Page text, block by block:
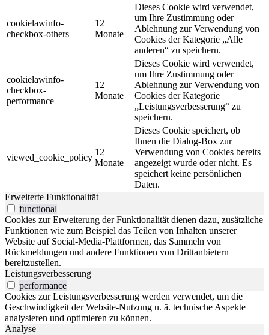
cookielawinfo-
checkbox-others
12
Monate
Dieses Cookie wird verwendet,
um Ihre Zustimmung oder
Ablehnung zur Verwendung von
Cookies der Kategorie „Alle
anderen“ zu speichern.
cookielawinfo-
checkbox-
performance
12
Monate
Dieses Cookie wird verwendet,
um Ihre Zustimmung oder
Ablehnung zur Verwendung von
Cookies der Kategorie
„Leistungsverbesserung“ zu
speichern.
viewed_cookie_policy
12
Monate
Dieses Cookie speichert, ob
Ihnen die Dialog-Box zur
Verwendung von Cookies bereits
angezeigt wurde oder nicht. Es
speichert keine persönlichen
Daten.
Erweiterte Funktionalität
functional
Cookies zur Erweiterung der Funktionalität dienen dazu, zusätzliche
Funktionen wie zum Beispiel das Teilen von Inhalten unserer
Website auf Social-Media-Plattformen, das Sammeln von
Rückmeldungen und andere Funktionen von Drittanbietern
bereitzustellen.
Leistungsverbesserung
performance
Cookies zur Leistungsverbesserung werden verwendet, um die
Geschwindigkeit der Website-Nutzung u. ä. technische Aspekte
analysieren und optimieren zu können.
Analyse